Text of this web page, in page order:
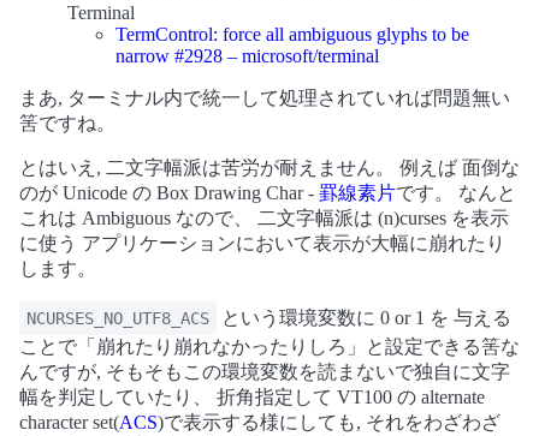
Terminal
TermControl: force all ambiguous glyphs to be
narrow #2928 – microsoft/terminal
まあ, ターミナル内で統一して処理されていれば問題無い
筈ですね。
とはいえ, 二文字幅派は苦労が耐えません。 例えば 面倒な
のが Unicode の Box Drawing Char - 罫線素片です。 なんと
これは Ambiguous なので、 二文字幅派は (n)curses を表示
に使う アプリケーションにおいて表示が大幅に崩れたり
します。
NCURSES_NO_UTF8_ACS
という環境変数に 0 or 1 を 与える
ことで「崩れたり崩れなかったりしろ」と設定できる筈な
んですが, そもそもこの環境変数を読まないで独自に文字
幅を判定していたり、 折角指定して VT100 の alternate
character set(ACS)で表示する様にしても, それをわざわざ